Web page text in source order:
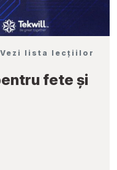
Vezi lista lecțiilor
fete și